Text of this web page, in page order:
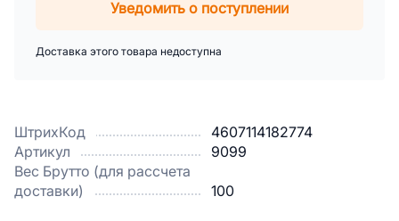
ШтрихКод
4607114182774
Артикул
9099
Вес Брутто (для рассчета
доставки)
100
Уведомить о поступлении
Доставка этого товара недоступна